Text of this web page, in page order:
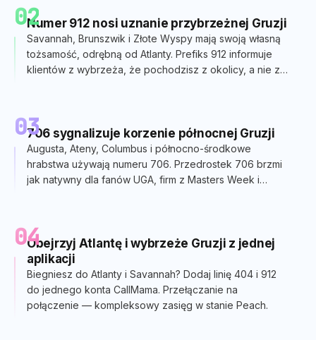
02Numer 912 nosi uznanie przybrzeżnej Gruzji
Savannah, Brunszwik i Złote Wyspy mają swoją własną
tożsamość, odrębną od Atlanty. Prefiks 912 informuje
klientów z wybrzeża, że ​​pochodzisz z okolicy, a nie z
03706 sygnalizuje korzenie północnej Gruzji
Augusta, Ateny, Columbus i północno-środkowe
hrabstwa używają numeru 706. Przedrostek 706 brzmi
jak natywny dla fanów UGA, firm z Masters Week i
04Obejrzyj Atlantę i wybrzeże Gruzji z jednej
aplikacji
Biegniesz do Atlanty i Savannah? Dodaj linię 404 i 912
do jednego konta CallMama. Przełączanie na
połączenie — kompleksowy zasięg w stanie Peach.